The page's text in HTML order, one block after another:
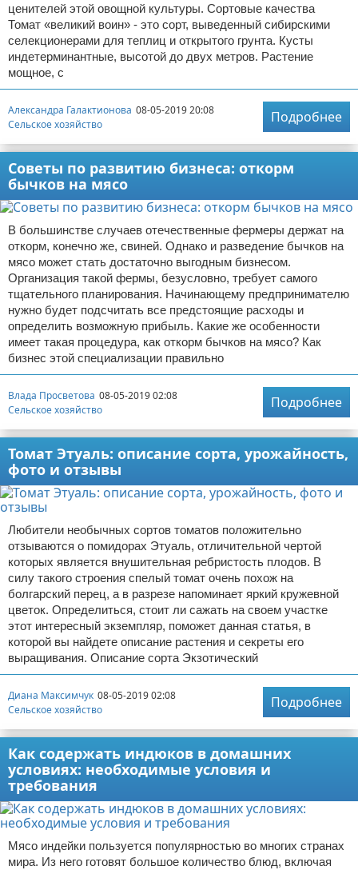
ценителей этой овощной культуры. Сортовые качества
Томат «великий воин» - это сорт, выведенный сибирскими
селекционерами для теплиц и открытого грунта. Кусты
индетерминантные, высотой до двух метров. Растение
мощное, с
Александра Галактионова 08-05-2019 20:08
Сельское хозяйство
Подробнее
Советы по развитию бизнеса: откорм
бычков на мясо
В большинстве случаев отечественные фермеры держат на
откорм, конечно же, свиней. Однако и разведение бычков на
мясо может стать достаточно выгодным бизнесом.
Организация такой фермы, безусловно, требует самого
тщательного планирования. Начинающему предпринимателю
нужно будет подсчитать все предстоящие расходы и
определить возможную прибыль. Какие же особенности
имеет такая процедура, как откорм бычков на мясо? Как
бизнес этой специализации правильно
Влада Просветова 08-05-2019 02:08
Сельское хозяйство
Подробнее
Томат Этуаль: описание сорта, урожайность,
фото и отзывы
Любители необычных сортов томатов положительно
отзываются о помидорах Этуаль, отличительной чертой
которых является внушительная ребристость плодов. В
силу такого строения спелый томат очень похож на
болгарский перец, а в разрезе напоминает яркий кружевной
цветок. Определиться, стоит ли сажать на своем участке
этот интересный экземпляр, поможет данная статья, в
которой вы найдете описание растения и секреты его
выращивания. Описание сорта Экзотический
Диана Максимчук 08-05-2019 02:08
Сельское хозяйство
Подробнее
Как содержать индюков в домашних
условиях: необходимые условия и
требования
Мясо индейки пользуется популярностью во многих странах
мира. Из него готовят большое количество блюд, включая